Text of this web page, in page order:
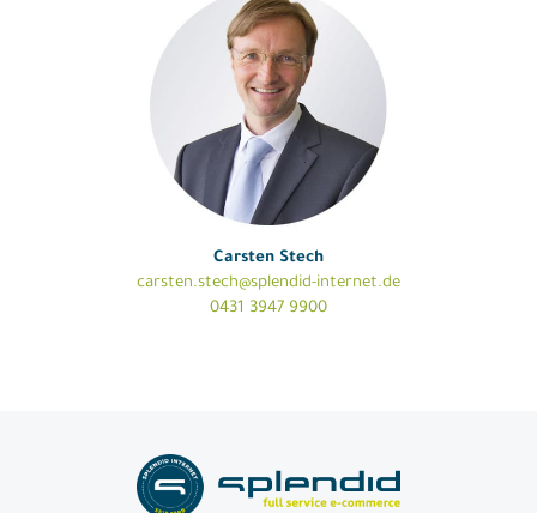
Carsten Stech
carsten.stech@splendid-internet.de
0431 3947 9900